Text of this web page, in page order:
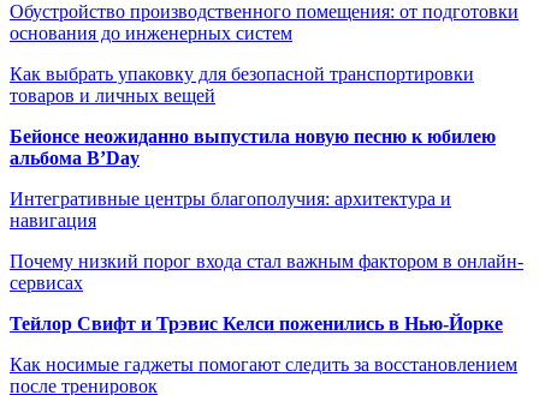
Обустройство производственного помещения: от подготовки
основания до инженерных систем
Как выбрать упаковку для безопасной транспортировки
товаров и личных вещей
Бейонсе неожиданно выпустила новую песню к юбилею
альбома B’Day
Интегративные центры благополучия: архитектура и
навигация
Почему низкий порог входа стал важным фактором в онлайн-
сервисах
Тейлор Свифт и Трэвис Келси поженились в Нью-Йорке
Как носимые гаджеты помогают следить за восстановлением
после тренировок